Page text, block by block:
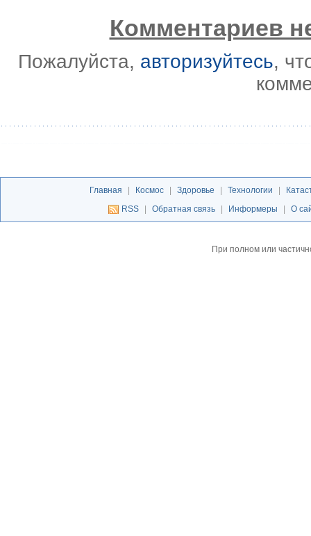
Комментариев
Пожалуйста, авторизуйтесь,
Главная | Космос | Здоровье | Технологии |
RSS
| Обратная связь | Информеры | О
При полном или